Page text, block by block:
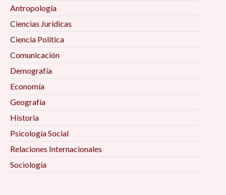
Antropología
Ciencias Jurídicas
Ciencia Política
Comunicación
Demografía
Economía
Geografía
Historia
Psicología Social
Relaciones Internacionales
Sociología